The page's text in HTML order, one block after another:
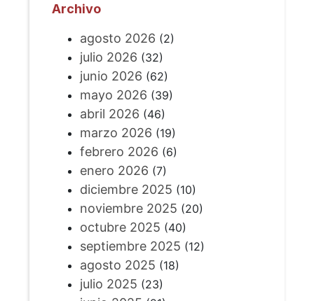
Archivo
agosto 2026 (2)
julio 2026 (32)
junio 2026 (62)
mayo 2026 (39)
abril 2026 (46)
marzo 2026 (19)
febrero 2026 (6)
enero 2026 (7)
diciembre 2025 (10)
noviembre 2025 (20)
octubre 2025 (40)
septiembre 2025 (12)
agosto 2025 (18)
julio 2025 (23)